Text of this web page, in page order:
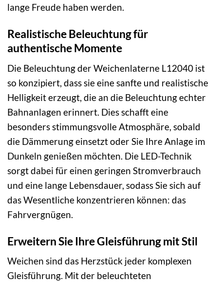
lange Freude haben werden.
Realistische Beleuchtung für
authentische Momente
Die Beleuchtung der Weichenlaterne L12040 ist
so konzipiert, dass sie eine sanfte und realistische
Helligkeit erzeugt, die an die Beleuchtung echter
Bahnanlagen erinnert. Dies schafft eine
besonders stimmungsvolle Atmosphäre, sobald
die Dämmerung einsetzt oder Sie Ihre Anlage im
Dunkeln genießen möchten. Die LED-Technik
sorgt dabei für einen geringen Stromverbrauch
und eine lange Lebensdauer, sodass Sie sich auf
das Wesentliche konzentrieren können: das
Fahrvergnügen.
Erweitern Sie Ihre Gleisführung mit Stil
Weichen sind das Herzstück jeder komplexen
Gleisführung. Mit der beleuchteten